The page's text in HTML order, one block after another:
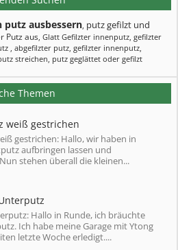
putz ausbessern, putz gefilzt und
Putz aus, Glatt Gefilzter innenputz, gefilzter
, abgefilzter putz, gefilzter innenputz,
streichen, putz geglättet oder gefilzt
Themen
weiß gestrichen
gestrichen: Hallo, wir haben in
aufbringen lassen und
stehen überall die kleinen...
Hallo in Runde, ich bräuchte
Ich habe meine Garage mit Ytong
letzte Woche erledigt....